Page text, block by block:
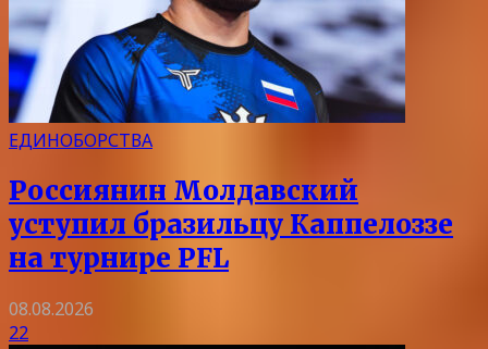
ЕДИНОБОРСТВА
Россиянин Молдавский
уступил бразильцу Каппелоззе
на турнире PFL
08.08.2026
22